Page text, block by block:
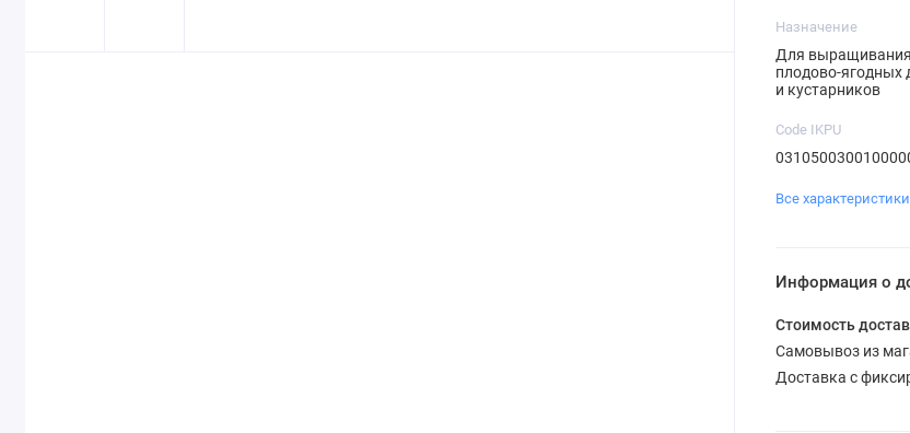
Назначение
Для выращивания
плодово-ягодных
и кустарников
Code IKPU
Все характеристики
Информация о
Стоимость
Самовывоз из
Доставка с